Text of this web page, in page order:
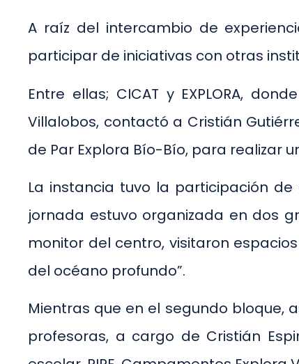
A raíz del intercambio de
participar de iniciativas con otras
Entre ellas; CICAT y EXPLORA,
Villalobos, contactó a Cristián
de Par Explora Bío-Bío, para realizar
La instancia tuvo la participación
jornada estuvo organizada en dos
monitor del centro, visitaron espacios
del océano profundo”.
Mientras que en el segundo bloque,
profesoras, a cargo de Cristián